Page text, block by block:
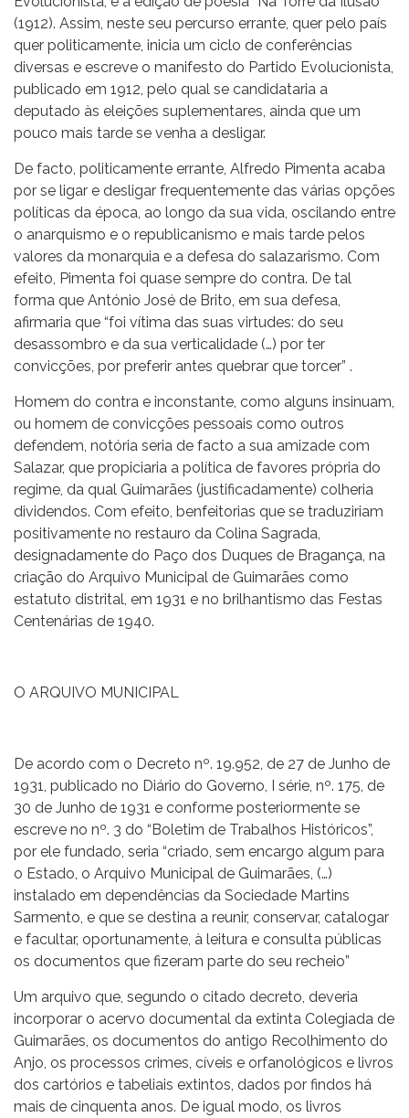
(1912). Assim, neste seu percurso errante, quer pelo país
quer politicamente, inicia um ciclo de conferências
diversas e escreve o manifesto do Partido Evolucionista,
publicado em 1912, pelo qual se candidataria a
deputado às eleições suplementares, ainda que um
pouco mais tarde se venha a desligar.
De facto, politicamente errante, Alfredo Pimenta acaba
por se ligar e desligar frequentemente das várias opções
políticas da época, ao longo da sua vida, oscilando entre
o anarquismo e o republicanismo e mais tarde pelos
valores da monarquia e a defesa do salazarismo. Com
efeito, Pimenta foi quase sempre do contra. De tal
forma que António José de Brito, em sua defesa,
afirmaria que “foi vítima das suas virtudes: do seu
desassombro e da sua verticalidade (…) por ter
convicções, por preferir antes quebrar que torcer” .
Homem do contra e inconstante, como alguns insinuam,
ou homem de convicções pessoais como outros
defendem, notória seria de facto a sua amizade com
Salazar, que propiciaria a política de favores própria do
regime, da qual Guimarães (justificadamente) colheria
dividendos. Com efeito, benfeitorias que se traduziriam
positivamente no restauro da Colina Sagrada,
designadamente do Paço dos Duques de Bragança, na
criação do Arquivo Municipal de Guimarães como
estatuto distrital, em 1931 e no brilhantismo das Festas
Centenárias de 1940.
O ARQUIVO MUNICIPAL
De acordo com o Decreto nº. 19.952, de 27 de Junho de
1931, publicado no Diário do Governo, I série, nº. 175, de
30 de Junho de 1931 e conforme posteriormente se
escreve no nº. 3 do “Boletim de Trabalhos Históricos”,
por ele fundado, seria “criado, sem encargo algum para
o Estado, o Arquivo Municipal de Guimarães, (…)
instalado em dependências da Sociedade Martins
Sarmento, e que se destina a reunir, conservar, catalogar
e facultar, oportunamente, à leitura e consulta públicas
os documentos que fizeram parte do seu recheio”
Um arquivo que, segundo o citado decreto, deveria
incorporar o acervo documental da extinta Colegiada de
Guimarães, os documentos do antigo Recolhimento do
Anjo, os processos crimes, cíveis e orfanológicos e livros
dos cartórios e tabeliais extintos, dados por findos há
mais de cinquenta anos. De igual modo, os livros